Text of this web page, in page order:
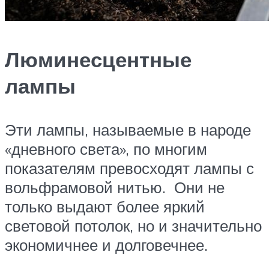
Люминесцентные
лампы
Эти лампы, называемые в народе
«дневного света», по многим
показателям превосходят лампы с
вольфрамовой нитью. Они не
только выдают более яркий
световой потолок, но и значительно
экономичнее и долговечнее.